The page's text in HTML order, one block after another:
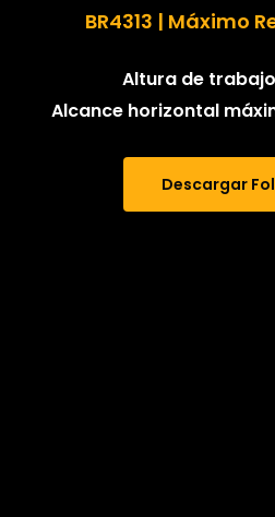
BR4313 | Máximo
Altura de trabajo
Alcance horizontal
Descargar